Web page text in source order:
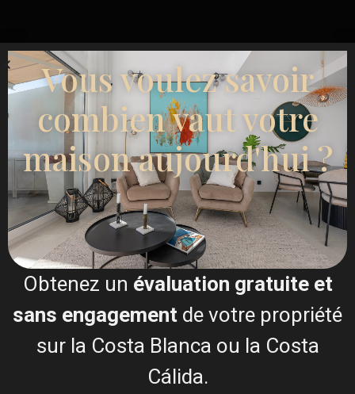
Vous voulez savoir
combien vaut votre
maison aujourd'hui ?
Obtenez un évaluation gratuite et
sans engagement de votre propriété
sur la Costa Blanca ou la Costa
Cálida.